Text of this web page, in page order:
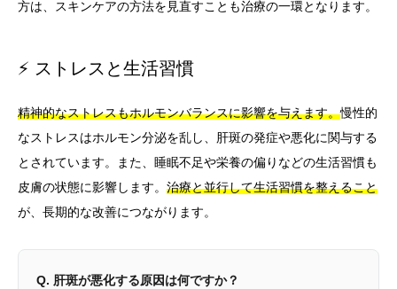
方は、スキンケアの方法を見直すことも治療の一環となります。
⚡ ストレスと生活習慣
精神的なストレスもホルモンバランスに影響を与えます。慢性的
なストレスはホルモン分泌を乱し、肝斑の発症や悪化に関与する
とされています。また、睡眠不足や栄養の偏りなどの生活習慣も
皮膚の状態に影響します。 治療と並行して生活習慣を整えること
が、長期的な改善につながります。
Q. 肝斑が悪化する原因は何ですか？